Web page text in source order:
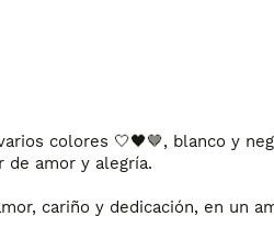
colores 🤍🖤🤎, blanco y
de amor y alegría.
cariño y dedicación, en un